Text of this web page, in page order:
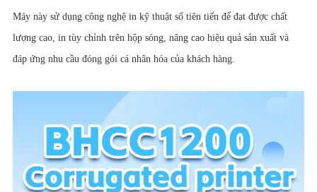
Máy này sử dụng công nghệ in kỹ thuật số tiên tiến để đạt được chất
lượng cao, in tùy chỉnh trên hộp sóng, nâng cao hiệu quả sản xuất và
đáp ứng nhu cầu đóng gói cá nhân hóa của khách hàng.